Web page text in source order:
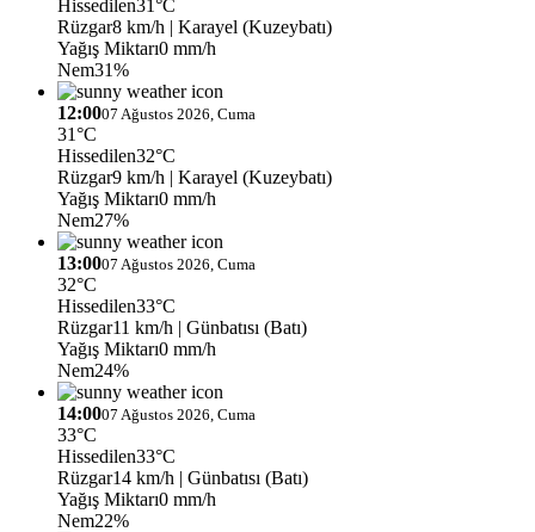
Hissedilen31°C
Rüzgar8 km/h | Karayel (Kuzeybatı)
Yağış Miktarı0 mm/h
Nem31%
12:0007 Ağustos 2026, Cuma
31°C
Hissedilen32°C
Rüzgar9 km/h | Karayel (Kuzeybatı)
Yağış Miktarı0 mm/h
Nem27%
13:0007 Ağustos 2026, Cuma
32°C
Hissedilen33°C
Rüzgar11 km/h | Günbatısı (Batı)
Yağış Miktarı0 mm/h
Nem24%
14:0007 Ağustos 2026, Cuma
33°C
Hissedilen33°C
Rüzgar14 km/h | Günbatısı (Batı)
Yağış Miktarı0 mm/h
Nem22%